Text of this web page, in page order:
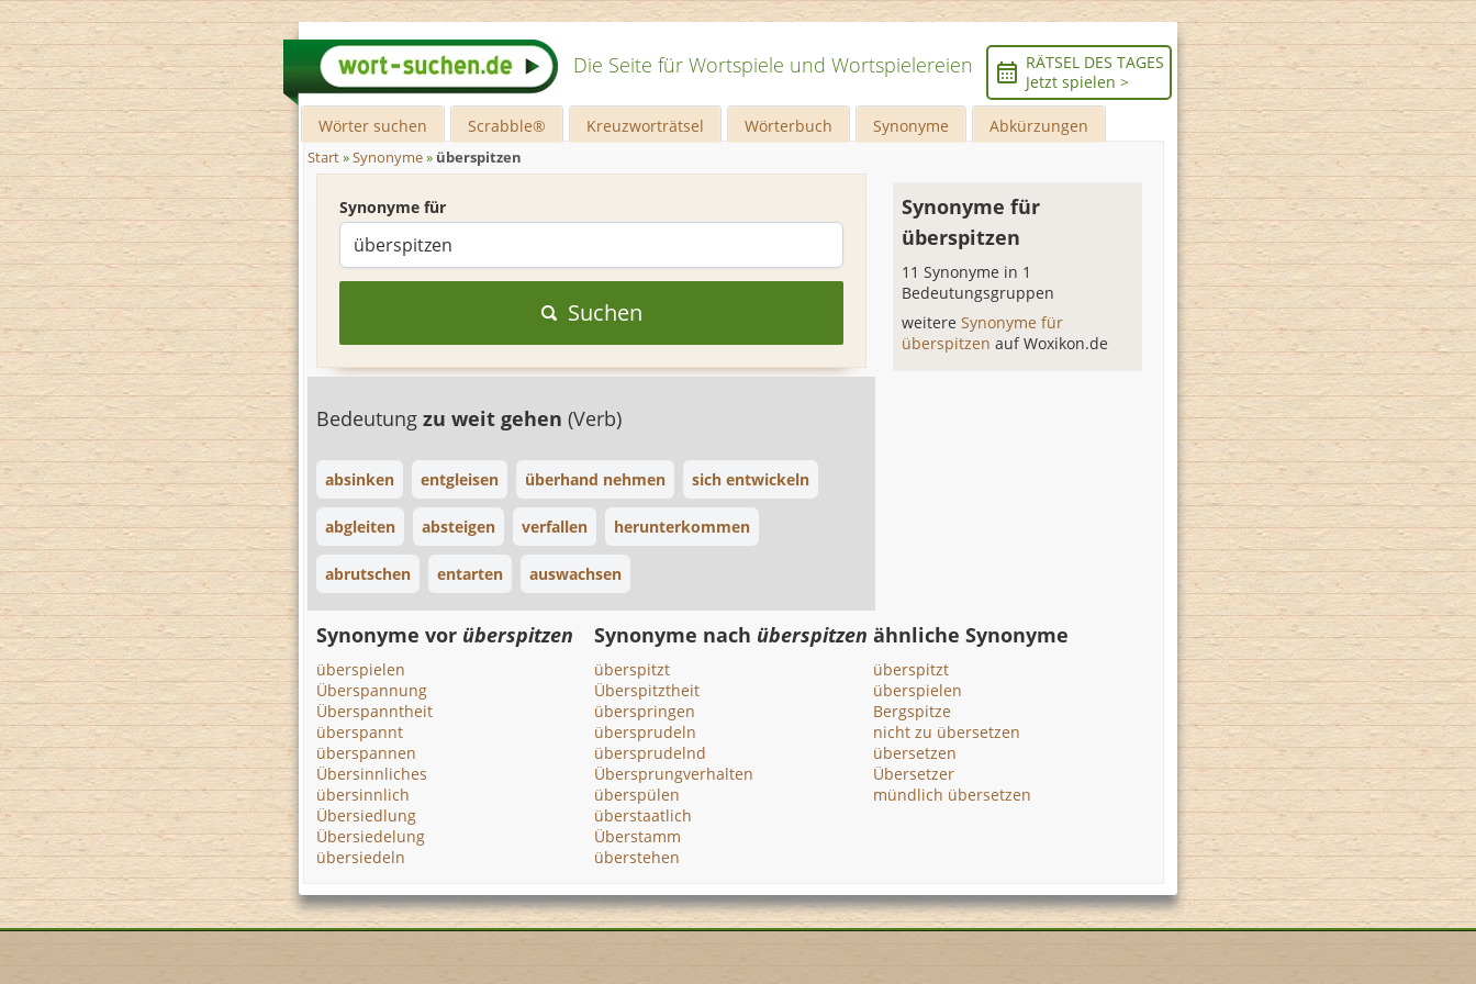
Die Seite für Wortspiele und Wortspielereien
RÄTSEL DES TAGES
Jetzt spielen >
Wörter suchen Scrabble® Kreuzworträtsel Wörterbuch Synonyme Abkürzungen
Start»Synonyme» überspitzen
Synonyme für
Suchen
Bedeutung zu weit gehen (Verb)
absinken entgleisen überhand nehmen sich entwickeln
abgleiten absteigen verfallen herunterkommen
abrutschen entarten auswachsen
Synonyme für
überspitzen
11 Synonyme in 1
Bedeutungsgruppen
weitereSynonyme für
überspitzenauf Woxikon.de
Synonyme vor überspitzen
überspielen
Überspannung
Überspanntheit
überspannt
überspannen
Übersinnliches
übersinnlich
Übersiedlung
Übersiedelung
übersiedeln
Synonyme nach überspitzen
überspitzt
Überspitztheit
überspringen
übersprudeln
übersprudelnd
Übersprungverhalten
überspülen
überstaatlich
Überstamm
überstehen
ähnliche Synonyme
überspitzt
überspielen
Bergspitze
nicht zu übersetzen
übersetzen
Übersetzer
mündlich übersetzen